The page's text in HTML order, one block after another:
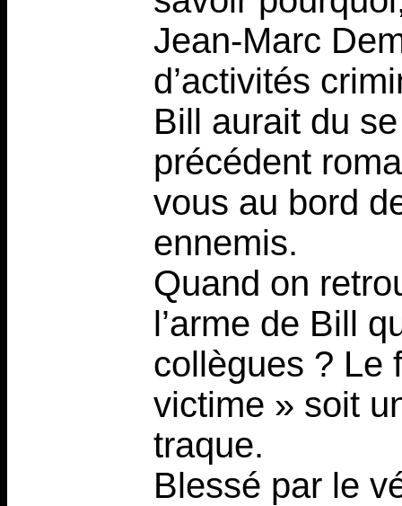
Jean-Marc
d’activités
Bill aurait du
précédent
vous au bord
ennemis.
Quand on
l’arme de Bill
collègues ? Le
victime » soit
traque.
Blessé par le